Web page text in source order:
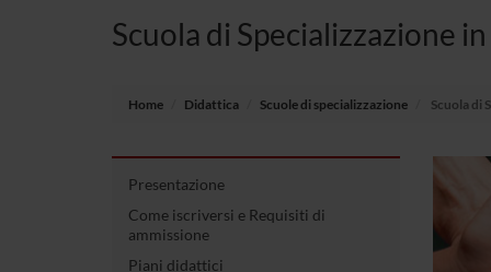
Scuola di Specializzazione
Home Didattica Scuole di specializzazione Scuola di
Presentazione
Come iscriversi e Requisiti di
ammissione
Piani didattici